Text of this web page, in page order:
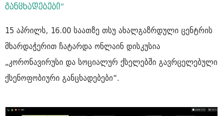
განცხადებები“
15 აპრილს, 16.00 საათზე თსუ ახალგაზრდული ცენტრის
მხარდაჭერით ჩატარდა ონლაინ დისკუსია
„კორონავირუსი და სოციალურ ქსელებში გავრცელებული
ქსენოფობიური განცხადებები“.